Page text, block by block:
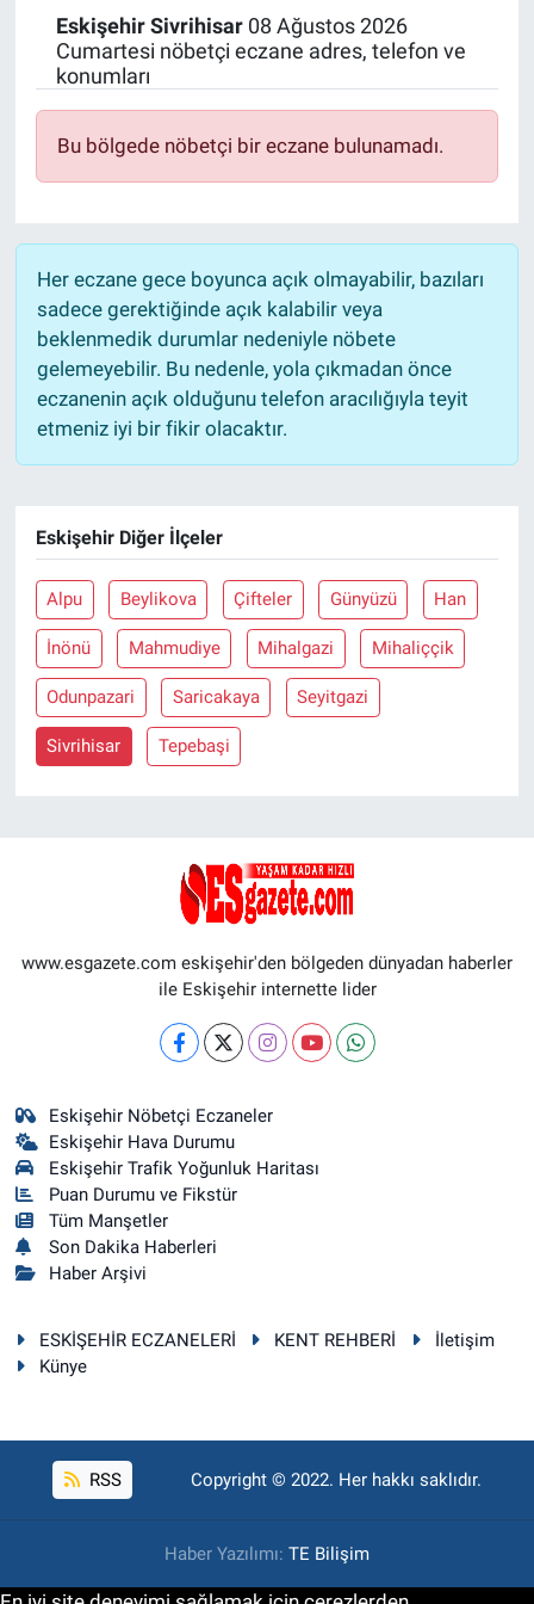
Eskişehir Sivrihisar08 Ağustos 2026
Cumartesi nöbetçi eczane adres, telefon ve
konumları
Bu bölgede nöbetçi bir eczane bulunamadı.
Her eczane gece boyunca açık olmayabilir, bazıları
sadece gerektiğinde açık kalabilir veya
beklenmedik durumlar nedeniyle nöbete
gelemeyebilir. Bu nedenle, yola çıkmadan önce
eczanenin açık olduğunu telefon aracılığıyla teyit
etmeniz iyi bir fikir olacaktır.
Eskişehir Diğer İlçeler
Alpu Beylikova Çifteler Günyüzü Han
İnönü Mahmudiye Mihalgazi Mihaliççik
Odunpazari Saricakaya Seyitgazi
Sivrihisar Tepebaşi
www.esgazete.com eskişehir'den bölgeden dünyadan haberler
ile Eskişehir internette lider
Eskişehir Nöbetçi Eczaneler
Eskişehir Hava Durumu
Eskişehir Trafik Yoğunluk Haritası
Puan Durumu ve Fikstür
Tüm Manşetler
Son Dakika Haberleri
Haber Arşivi
ESKİŞEHİR ECZANELERİ KENT REHBERİ
İletişim
Künye
RSS Copyright © 2022. Her hakkı saklıdır.
Haber Yazılımı: TE Bilişim
Politika
Bilecik
Kütahya
Genel
Çevre
Yerel
Magazin
Bilim ve Teknoloji